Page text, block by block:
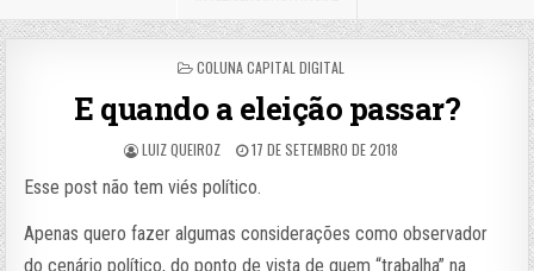
POSTED
COLUNA CAPITAL DIGITAL
E quando a eleição passar?
LUIZ QUEIROZ 17 DE SETEMBRO DE 2018
Esse post não tem viés político.
Apenas quero fazer algumas considerações como observador
do cenário político, do ponto de vista de quem “trabalha” na